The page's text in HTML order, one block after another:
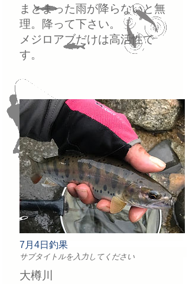
まとまった雨が降らないと無
理。降って下さい。
メジロアブだけは高活性で
す。
7月4日釣果
サブタイトルを入力してください
大樽川